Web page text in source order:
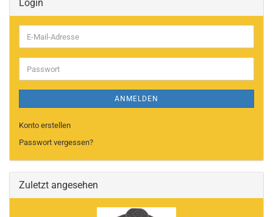
Login
E-
Mail-
Adresse
Passwort
ANMELDEN
Konto erstellen
Passwort vergessen?
Zuletzt angesehen